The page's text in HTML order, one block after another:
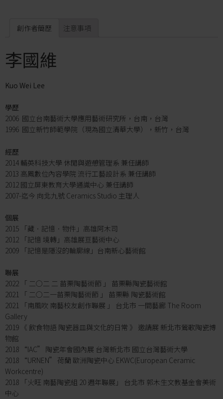
創作者簡歷 注意事項
李國維
Kuo Wei Lee
學歷
2006 國立台南藝術大學應用藝術研究所，台南，台灣
1996 國立新竹師範學院（現為國立清華大學），新竹，台灣
經歷
2014 輔英科技大學 休閒與遊憩管理系 兼任講師
2013 高鳳數位內容學院 流行工藝設計系 兼任講師
2012 國立屏東教育大學通識中心 兼任講師
2007-迄今 向北九號 Ceramics Studio 主理人
個展
2015 「藏．記憶．物件」高雄阿木司
2012 「記憶 境轉」高雄展亘藝術中心
2009 「記憶是隱沒的輪廓線」台南新心藝術館
聯展
2022 「 二○二 二 苗栗陶藝術節 」 苗栗縣陶瓷藝術館
2021 「 二○二一苗栗陶藝術節 」 苗栗縣 陶瓷藝術館
2021 「南風吹 南藝校友創作聯展 」 台北市 一間藝廊 The Room
Gallery
2019 《 飲食物語 陶瓷器皿與文化的日常 》 邀請展 新北市鶯歌陶瓷博
物館
2018 “IAC” 陶瓷年會國內展 台灣新北市 國立台灣藝術大學
2018 “URNEN” 荷蘭 歐洲陶瓷中心 EKWC(European Ceramic
Workcentre)
2018 「火旺 南藝陶瓷組 20 週年聯展」 台北市 郭木生文教基金會美術
中心